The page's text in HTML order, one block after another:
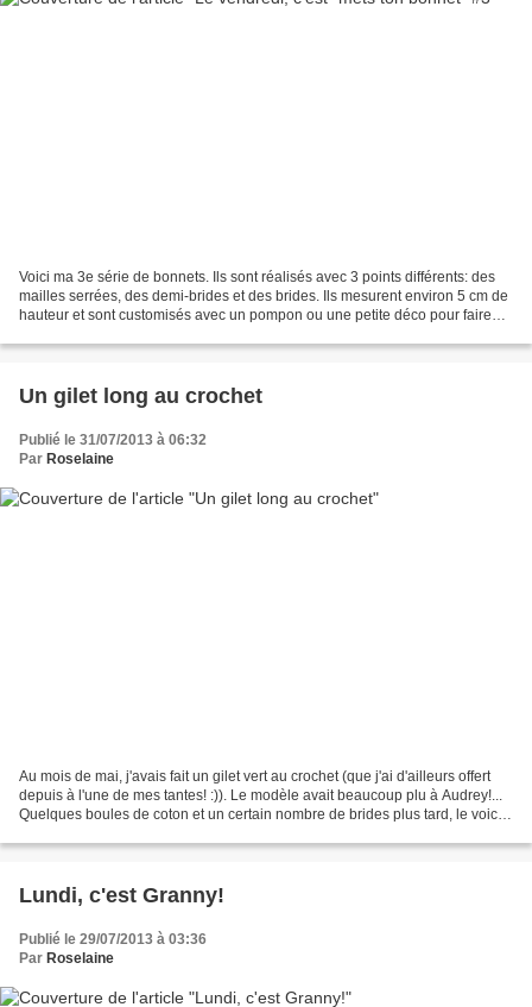
Voici ma 3e série de bonnets. Ils sont réalisés avec 3 points différents: des
mailles serrées, des demi-brides et des brides. Ils mesurent environ 5 cm de
hauteur et sont customisés avec un pompon ou une petite déco pour faire
Un gilet long au crochet
Publié le 31/07/2013 à 06:32
Par Roselaine
Au mois de mai, j'avais fait un gilet vert au crochet (que j'ai d'ailleurs offert
depuis à l'une de mes tantes! :)). Le modèle avait beaucoup plu à Audrey!...
Quelques boules de coton et un certain nombre de brides plus tard, le voici
Lundi, c'est Granny!
Publié le 29/07/2013 à 03:36
Par Roselaine